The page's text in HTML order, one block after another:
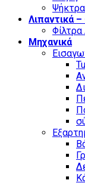
Ψήκτρα
Λιπαντικά
Φίλτρα
Μηχανικά